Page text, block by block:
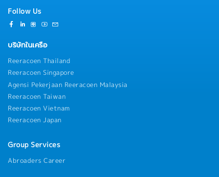
Follow Us
บริษัทในเครือ
Reeracoen Thailand
Reeracoen Singapore
Agensi Pekerjaan Reeracoen Malaysia
Reeracoen Taiwan
Reeracoen Vietnam
Reeracoen Japan
Group Services
Abroaders Career